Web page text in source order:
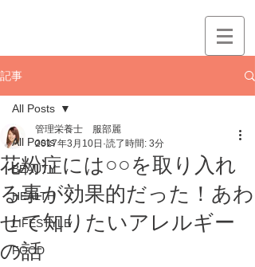
記事
All Posts
BEAUTY
HEALTH
LIFESTYLE
FOOD
All Posts
花粉症には○○を取り入れ
る事が効果的だった！あわ
せて知りたいアレルギー
の話
管理栄養士 服部麗
2017年3月10日 読了時間: 3分